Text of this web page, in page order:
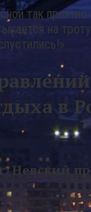
так приятно
на
в
Невский